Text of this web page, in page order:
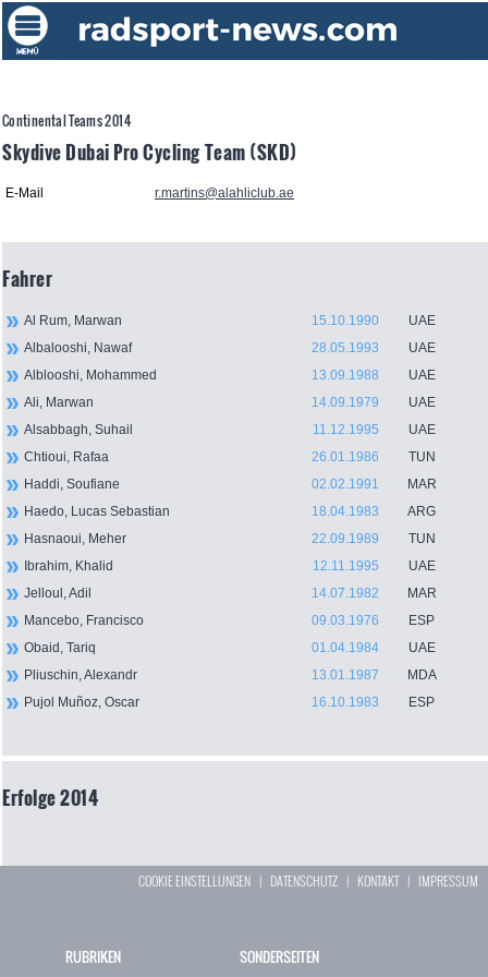
Continental Teams 2014
Skydive Dubai Pro Cycling Team (SKD)
E-Mail r.martins@alahliclub.ae
Fahrer
Al Rum, Marwan 15.10.1990
UAE
Albalooshi, Nawaf
28.05.1993
UAE
Alblooshi, Mohammed
13.09.1988
UAE
Ali, Marwan
14.09.1979
UAE
Alsabbagh, Suhail
11.12.1995
UAE
Chtioui, Rafaa
26.01.1986
TUN
Haddi, Soufiane
02.02.1991
MAR
Haedo, Lucas Sebastian
18.04.1983
ARG
Hasnaoui, Meher
22.09.1989
TUN
Ibrahim, Khalid
12.11.1995
UAE
Jelloul, Adil
14.07.1982
MAR
Mancebo, Francisco
09.03.1976
ESP
Obaid, Tariq
01.04.1984
UAE
Pliuschin, Alexandr
13.01.1987
MDA
Pujol Muñoz, Oscar
16.10.1983 ESP
Erfolge 2014
COOKIE EINSTELLUNGEN | DATENSCHUTZ | KONTAKT| IMPRESSUM
RUBRIKEN SONDERSEITEN